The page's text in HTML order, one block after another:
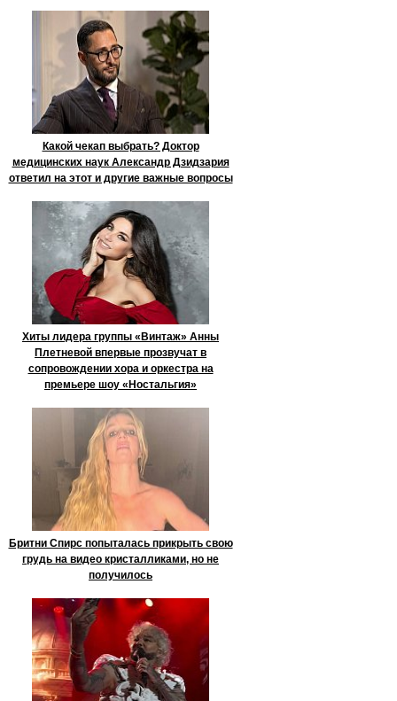
Какой чекап выбрать? Доктор
медицинских наук Александр Дзидзария
ответил на этот и другие важные вопросы
Хиты лидера группы «Винтаж» Анны
Плетневой впервые прозвучат в
сопровождении хора и оркестра на
премьере шоу «Ностальгия»
Бритни Спирс попыталась прикрыть свою
грудь на видео кристалликами, но не
получилось